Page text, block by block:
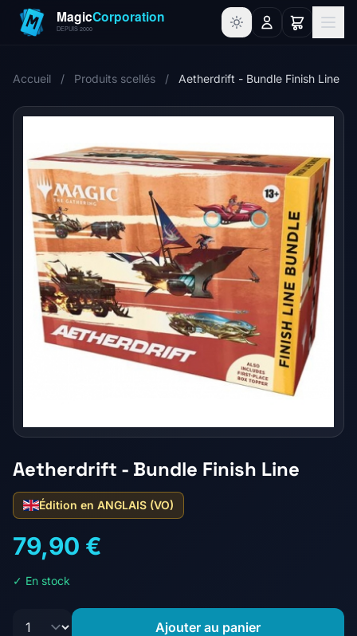
Accueil / Produits scellés / Aetherdrift - Bundle Finish Line
Aetherdrift - Bundle Finish Line
Édition en ANGLAIS (VO)
79,90 €
✓ En stock
Ajouter au panier